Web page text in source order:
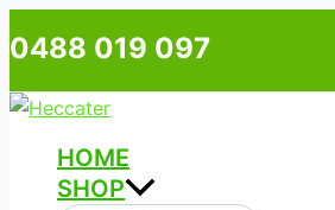
Skip
to
0488 019 097
HOME
SHOP
Type
here..
Name*